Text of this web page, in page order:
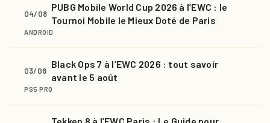
04/08
PUBG Mobile World Cup 2026 à l’EWC : le
Tournoi Mobile le Mieux Doté de Paris
ANDROID
03/08
Black Ops 7 à l’EWC 2026 : tout savoir
avant le 5 août
PS5 PRO